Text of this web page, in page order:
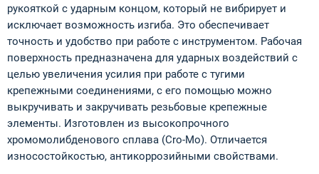
рукояткой с ударным концом, который не вибрирует и
исключает возможность изгиба. Это обеспечивает
точность и удобство при работе с инструментом. Рабочая
поверхность предназначена для ударных воздействий с
целью увеличения усилия при работе с тугими
крепежными соединениями, с его помощью можно
выкручивать и закручивать резьбовые крепежные
элементы. Изготовлен из высокопрочного
хромомолибденового сплава (Cro-Mo). Отличается
износостойкостью, антикоррозийными свойствами.